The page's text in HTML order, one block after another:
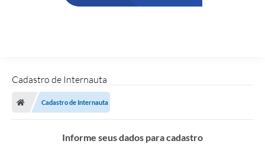
Cadastro de Internauta
Cadastro de Internauta
Informe seus dados para cadastro